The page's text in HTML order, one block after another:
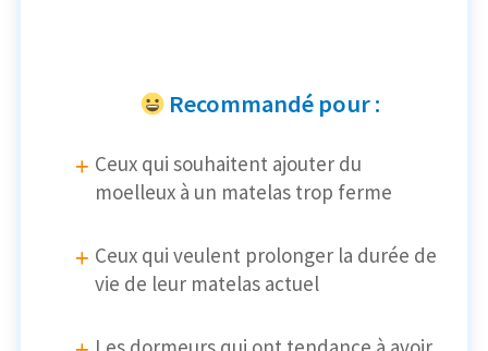
Recommandé pour :
Ceux qui souhaitent ajouter du
moelleux à un matelas trop ferme
Ceux qui veulent prolonger la durée de
vie de leur matelas actuel